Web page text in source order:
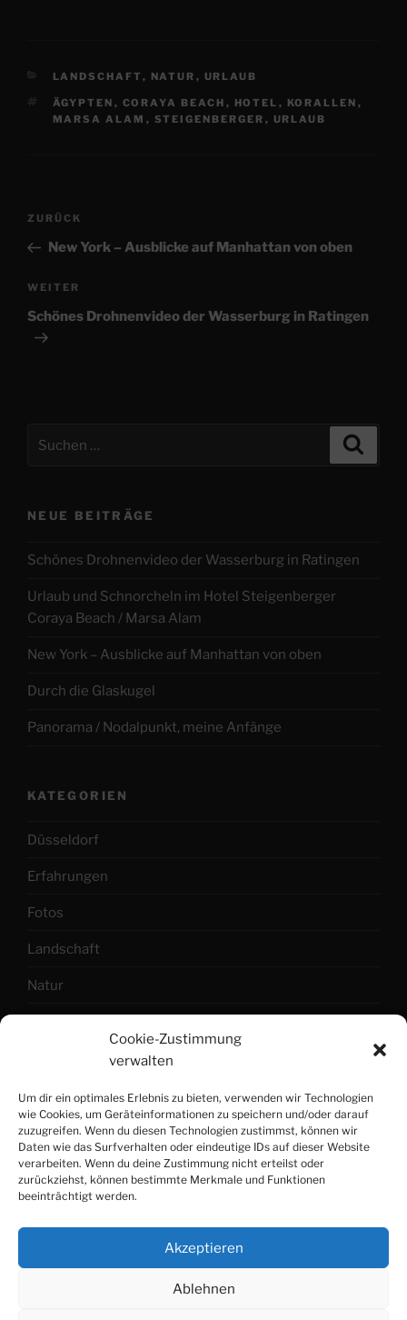
Cookie-Zustimmung
verwalten
Um dir ein optimales Erlebnis zu bieten, verwenden wir Technologien
wie Cookies, um Geräteinformationen zu speichern und/oder darauf
zuzugreifen. Wenn du diesen Technologien zustimmst, können wir
Daten wie das Surfverhalten oder eindeutige IDs auf dieser Website
verarbeiten. Wenn du deine Zustimmung nicht erteilst oder
zurückziehst, können bestimmte Merkmale und Funktionen
beeinträchtigt werden.
Akzeptieren
Ablehnen
KATEGORIEN
LANDSCHAFT , NATUR , URLAUB
SCHLAGWÖRTER
ÄGYPTEN , CORAYA BEACH , HOTEL , KORALLEN ,
MARSA ALAM , STEIGENBERGER , URLAUB
Beitragsnavigation
Vorheriger
Beitrag
ZURÜCK
New York – Ausblicke auf Manhattan von oben
Nächster
Beitrag
WEITER
Schönes Drohnenvideo der Wasserburg in Ratingen
nach:
NEUE BEITRÄGE
Schönes Drohnenvideo der Wasserburg in Ratingen
Urlaub und Schnorcheln im Hotel Steigenberger
Coraya Beach / Marsa Alam
New York – Ausblicke auf Manhattan von oben
Durch die Glaskugel
Panorama / Nodalpunkt, meine Anfänge
KATEGORIEN
Düsseldorf
Erfahrungen
Fotos
Landschaft
Natur
Video
© COPYRIGHT 2024 BY PETER CAR